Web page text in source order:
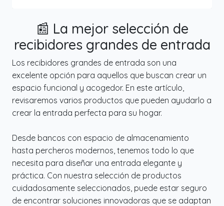
📰 La mejor selección de
recibidores grandes de entrada
Los recibidores grandes de entrada son una
excelente opción para aquellos que buscan crear un
espacio funcional y acogedor. En este artículo,
revisaremos varios productos que pueden ayudarlo a
crear la entrada perfecta para su hogar.
Desde bancos con espacio de almacenamiento
hasta percheros modernos, tenemos todo lo que
necesita para diseñar una entrada elegante y
práctica. Con nuestra selección de productos
cuidadosamente seleccionados, puede estar seguro
de encontrar soluciones innovadoras que se adaptan